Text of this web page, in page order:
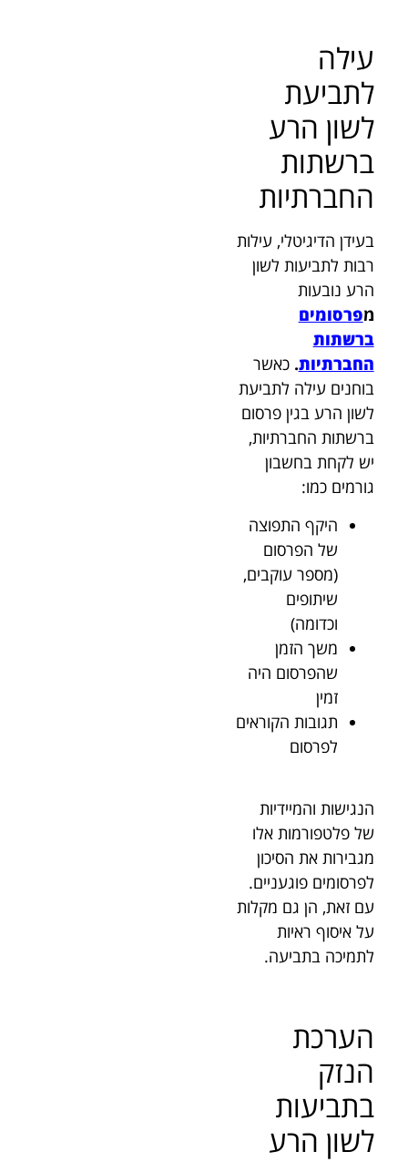
עילה
לתביעת
לשון הרע
ברשתות
החברתיות
בעידן הדיגיטלי, עילות
רבות לתביעות לשון
הרע נובעות
מפרסומים
ברשתות
החברתיות. כאשר
בוחנים עילה לתביעת
לשון הרע בגין פרסום
ברשתות החברתיות,
יש לקחת בחשבון
גורמים כמו:
היקף התפוצה
של הפרסום
(מספר עוקבים,
שיתופים
וכדומה)
משך הזמן
שהפרסום היה
זמין
תגובות הקוראים
לפרסום
הנגישות והמיידיות
של פלטפורמות אלו
מגבירות את הסיכון
לפרסומים פוגעניים.
עם זאת, הן גם מקלות
על איסוף ראיות
לתמיכה בתביעה.
הערכת
הנזק
בתביעות
לשון הרע